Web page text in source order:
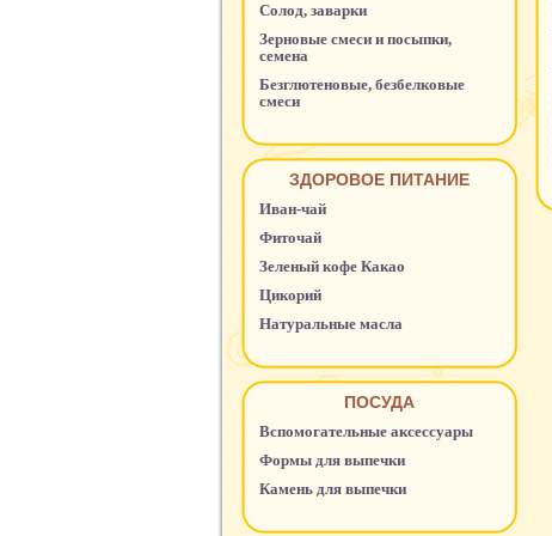
Солод, заварки
Зерновые смеси и посыпки,
семена
Безглютеновые, безбелковые
смеси
ЗДОРОВОЕ ПИТАНИЕ
Иван-чай
Фиточай
Зеленый кофе Какао
Цикорий
Натуральные масла
ПОСУДА
Вспомогательные аксессуары
Формы для выпечки
Камень для выпечки